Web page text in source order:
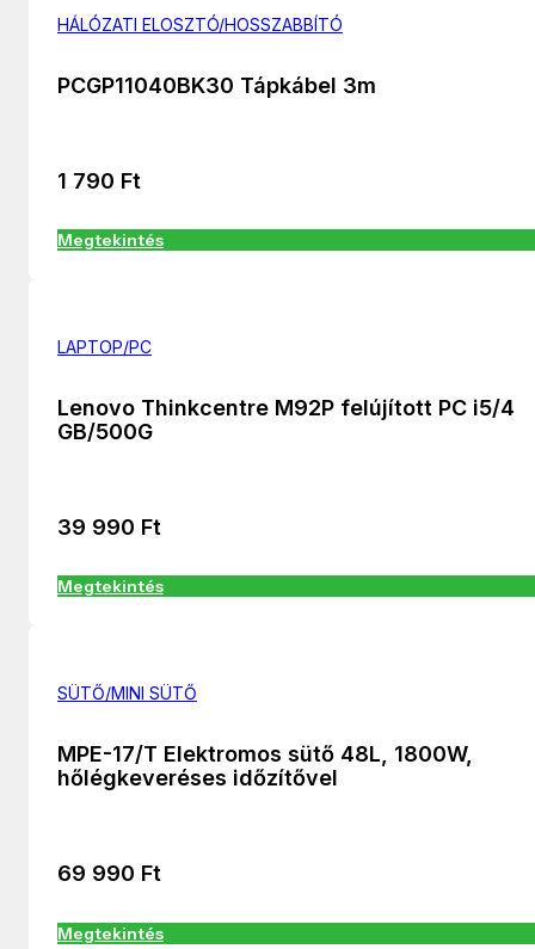
HÁLÓZATI ELOSZTÓ/HOSSZABBÍTÓ
PCGP11040BK30 Tápkábel 3m
1 790 Ft
Megtekintés
LAPTOP/PC
Lenovo Thinkcentre M92P felújított PC i5/4
GB/500G
39 990 Ft
Megtekintés
SÜTŐ/MINI SÜTŐ
MPE-17/T Elektromos sütő 48L, 1800W,
hőlégkeveréses időzítővel
69 990 Ft
Megtekintés